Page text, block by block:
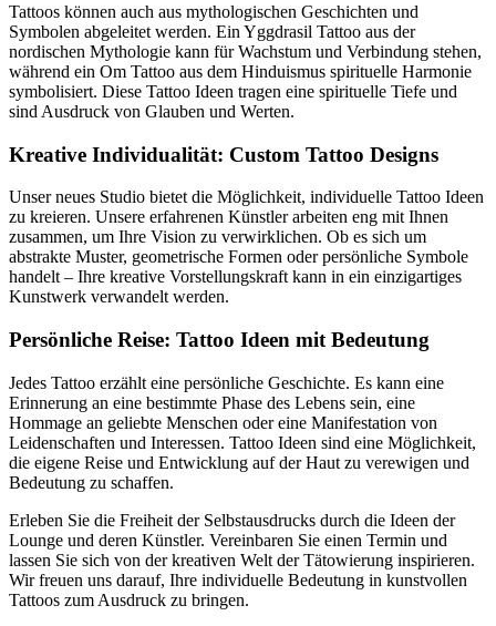
Tattoos können auch aus mythologischen Geschichten und
Symbolen abgeleitet werden. Ein Yggdrasil Tattoo aus der
nordischen Mythologie kann für Wachstum und Verbindung stehen,
während ein Om Tattoo aus dem Hinduismus spirituelle Harmonie
symbolisiert. Diese Tattoo Ideen tragen eine spirituelle Tiefe und
sind Ausdruck von Glauben und Werten.
Kreative Individualität: Custom Tattoo Designs
Unser neues Studio bietet die Möglichkeit, individuelle Tattoo Ideen
zu kreieren. Unsere erfahrenen Künstler arbeiten eng mit Ihnen
zusammen, um Ihre Vision zu verwirklichen. Ob es sich um
abstrakte Muster, geometrische Formen oder persönliche Symbole
handelt – Ihre kreative Vorstellungskraft kann in ein einzigartiges
Kunstwerk verwandelt werden.
Persönliche Reise: Tattoo Ideen mit Bedeutung
Jedes Tattoo erzählt eine persönliche Geschichte. Es kann eine
Erinnerung an eine bestimmte Phase des Lebens sein, eine
Hommage an geliebte Menschen oder eine Manifestation von
Leidenschaften und Interessen. Tattoo Ideen sind eine Möglichkeit,
die eigene Reise und Entwicklung auf der Haut zu verewigen und
Bedeutung zu schaffen.
Erleben Sie die Freiheit der Selbstausdrucks durch die Ideen der
Lounge und deren Künstler. Vereinbaren Sie einen Termin und
lassen Sie sich von der kreativen Welt der Tätowierung inspirieren.
Wir freuen uns darauf, Ihre individuelle Bedeutung in kunstvollen
Tattoos zum Ausdruck zu bringen.